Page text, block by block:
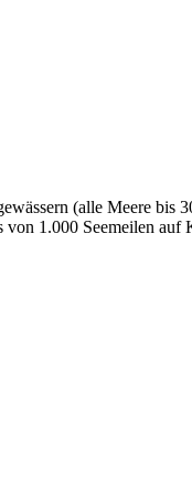
(alle Meere
1.000 Seemeilen auf